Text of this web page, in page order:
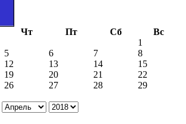
Чт Пт Сб
Вс
1
5 6 7
8
12 13 14
15
19 20 21
22
26 27 28
29